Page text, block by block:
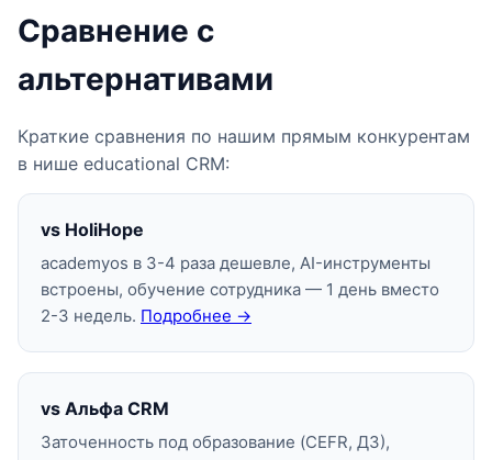
Сравнение с
альтернативами
Краткие сравнения по нашим прямым конкурентам
в нише educational CRM:
vs HoliHope
academyos в 3-4 раза дешевле, AI-инструменты
встроены, обучение сотрудника — 1 день вместо
2-3 недель. Подробнее →
vs Альфа CRM
Заточенность под образование (CEFR, ДЗ),